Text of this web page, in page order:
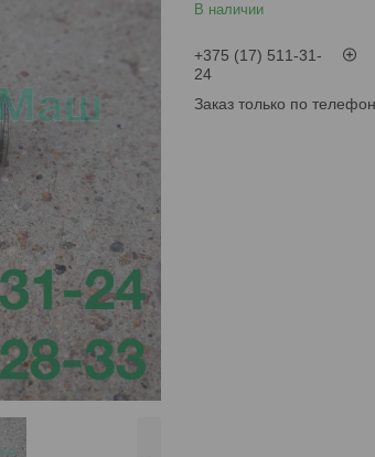
В наличии
+375 (17) 511-31-
24
Заказ только по